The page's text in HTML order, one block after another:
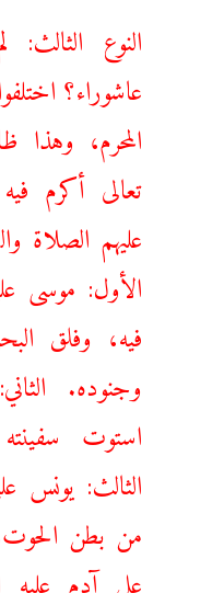
النوع
عاشوراء؟
المحرم، وهذا
تعالى أكرم
عليهم الصلاة
الأول: موسى
فيه، وفلق
وجنوده.
استوت
الثالث: يونس
من بطن الحوت.
على آدم عليه